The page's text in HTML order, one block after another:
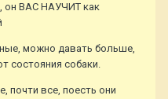
он ВАС НАУЧИТ как
можно давать больше,
состояния собаки.
почти все, поесть они